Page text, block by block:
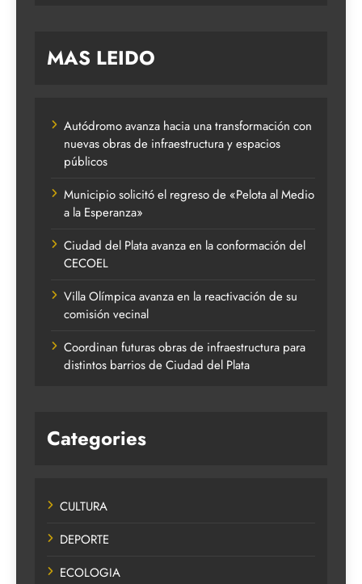
MAS LEIDO
Autódromo avanza hacia una transformación con
nuevas obras de infraestructura y espacios
públicos
Municipio solicitó el regreso de «Pelota al Medio
a la Esperanza»
Ciudad del Plata avanza en la conformación del
CECOEL
Villa Olímpica avanza en la reactivación de su
comisión vecinal
Coordinan futuras obras de infraestructura para
distintos barrios de Ciudad del Plata
Categories
CULTURA
DEPORTE
ECOLOGIA